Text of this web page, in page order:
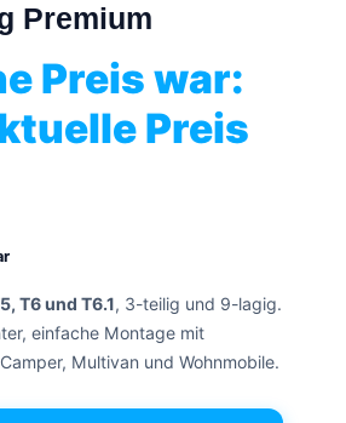
Premium
Preis war:
Preis
T6 und T6.1, 3-teilig und 9-lagig.
einfache Montage mit
Multivan und Wohnmobile.